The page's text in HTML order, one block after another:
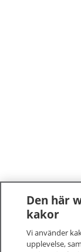
Den här
kakor
Vi använder
upplevelse,